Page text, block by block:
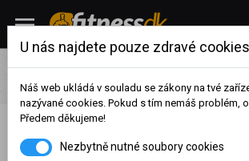
Výživa Proteiny Whey protein
(900 g)
TITANUS Micelár Casein (900 g)
dosaženého obratu za
U nás najdete pouze zdravé
Náš web ukládá v souladu se zákony na tvé
nazývané cookies. Pokud s tím nemáš problém,
Předem děkujeme!
Nezbytně nutné soubory cookies